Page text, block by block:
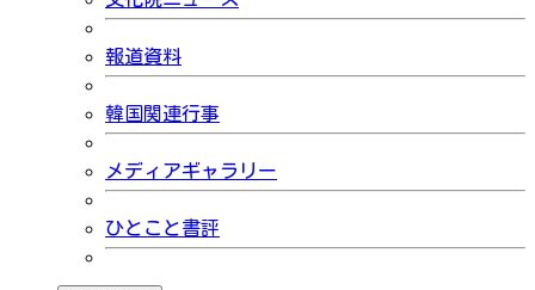
報道資料
韓国関連行事
メディアギャラリー
ひとこと書評